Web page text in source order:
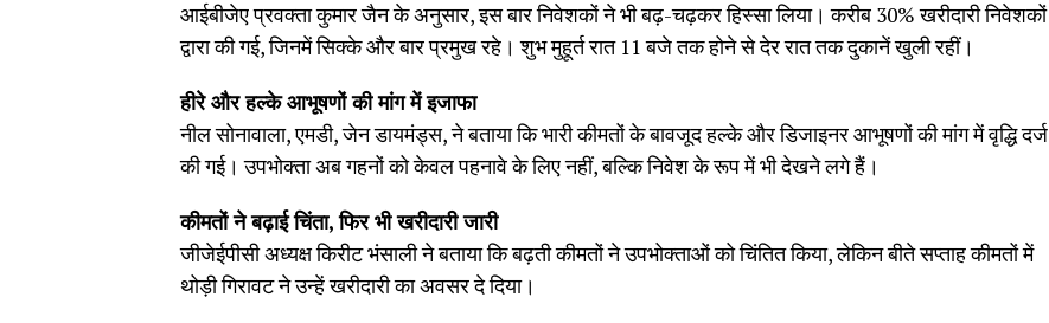
आईबीजेए प्रवक्ता कुमार जैन के अनुसार, इस बार निवेशकों ने भी बढ़-चढ़कर हिस्सा लिया। करीब 30% खरीदारी निवेशकों
द्वारा की गई, जिनमें सिक्के और बार प्रमुख रहे। शुभ मुहूर्त रात 11 बजे तक होने से देर रात तक दुकानें खुली रहीं।
हीरे और हल्के आभूषणों की मांग में इजाफा
नील सोनावाला, एमडी, जेन डायमंड्स, ने बताया कि भारी कीमतों के बावजूद हल्के और डिजाइनर आभूषणों की मांग में वृद्धि दर्ज
की गई। उपभोक्ता अब गहनों को केवल पहनावे के लिए नहीं, बल्कि निवेश के रूप में भी देखने लगे हैं।
कीमतों ने बढ़ाई चिंता, फिर भी खरीदारी जारी
जीजेईपीसी अध्यक्ष किरीट भंसाली ने बताया कि बढ़ती कीमतों ने उपभोक्ताओं को चिंतित किया, लेकिन बीते सप्ताह कीमतों में
थोड़ी गिरावट ने उन्हें खरीदारी का अवसर दे दिया।